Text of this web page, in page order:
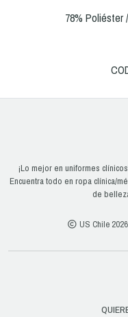
78% Poliéster
¡Lo mejor en uniformes
Encuentra todo en ropa clínica/
de
US Chile